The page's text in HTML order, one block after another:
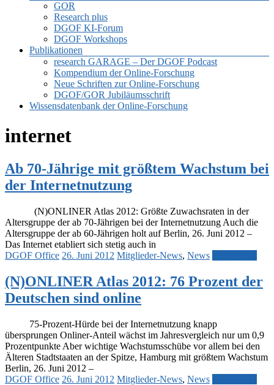
GOR
Research plus
DGOF KI-Forum
DGOF Workshops
Publikationen
research GARAGE – Der DGOF Podcast
Kompendium der Online-Forschung
Neue Schriften zur Online-Forschung
DGOF/GOR Jubiläumsschrift
Wissensdatenbank der Online-Forschung
internet
Ab 70-Jährige mit größtem Wachstum bei
der Internetnutzung
(N)ONLINER Atlas 2012: Größte Zuwachsraten in der
Altersgruppe der ab 70-Jährigen bei der Internetnutzung Auch die
Altersgruppe der ab 60-Jährigen holt auf Berlin, 26. Juni 2012 –
Das Internet etabliert sich stetig auch in
DGOF Office 26. Juni 2012 Mitglieder-News, News
(N)ONLINER Atlas 2012: 76 Prozent der
Deutschen sind online
75-Prozent-Hürde bei der Internetnutzung knapp
übersprungen Onliner-Anteil wächst im Jahresvergleich nur um 0,9
Prozentpunkte Aber wichtige Wachstumsschübe vor allem bei den
Älteren Stadtstaaten an der Spitze, Hamburg mit größtem Wachstum
Berlin, 26. Juni 2012 –
DGOF Office 26. Juni 2012 Mitglieder-News, News